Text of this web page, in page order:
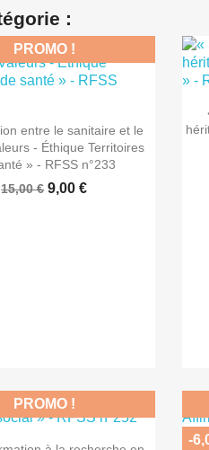
:
Aperçu rapide
entre le sanitaire et le
- Éthique Territoires
» - RFSS n°233
15,00 € 9,00 €
PROMO !
Aperçu rapide
PROMO !
-